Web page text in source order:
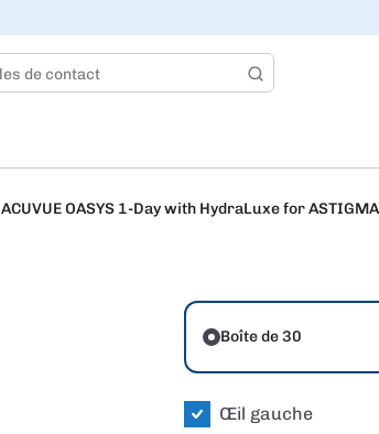
ACUVUE OASYS 1-Day with HydraLuxe for
Boîte de 30
Œil gauche